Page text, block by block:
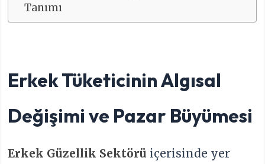
Tanımı
Erkek Tüketicinin Algısal
Değişimi ve Pazar Büyümesi
Erkek Güzellik Sektörü içerisinde yer